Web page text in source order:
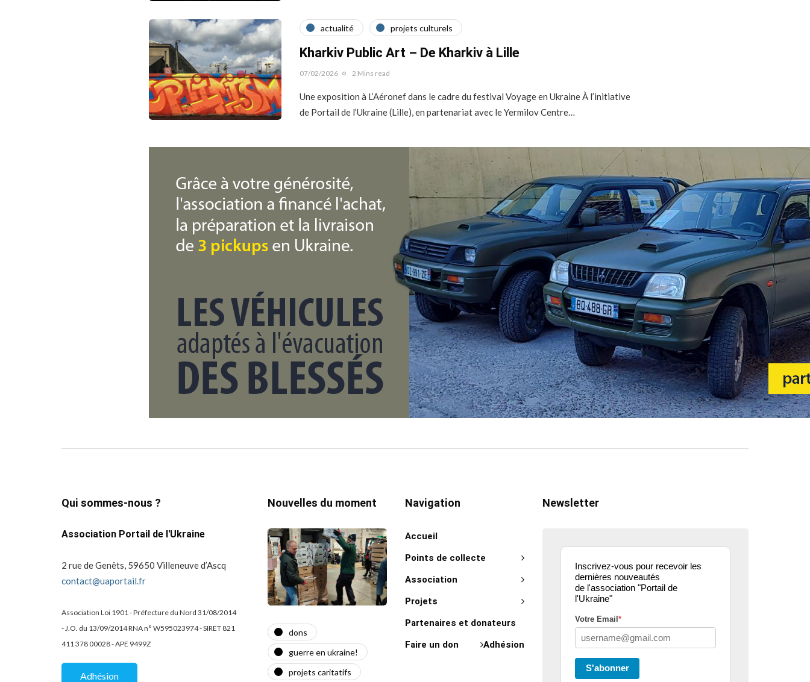
actualité projets culturels
Kharkiv Public Art – De Kharkiv à Lille
07/02/2026 2 Mins read
Une exposition à L’Aéronef dans le cadre du festival Voyage en Ukraine À l’initiative
de Portail de l’Ukraine (Lille), en partenariat avec le Yermilov Centre…
Qui sommes-nous ?
Association Portail de l'Ukraine
2 rue de Genêts, 59650 Villeneuve d’Ascq
contact@uaportail.fr
Association Loi 1901 - Préfecture du Nord 31/08/2014
- J.O. du 13/09/2014 RNA n° W595023974 - SIRET 821
411 378 00028 - APE 9499Z
Adhésion
Nouvelles du moment
actualité
Kharkiv Public Art –
dons
dons
guerre en ukraine!
projets caritatifs
"Ça leur donne de la
actualité
Kharkiv Public Art –
Navigation
Accueil
Points de collecte
Association
Projets
Partenaires et donateurs
Adhésion
Faire un don
Newsletter
Inscrivez-vous pour recevoir les
dernières nouveautés
de l'association "Portail de
l'Ukraine"
Votre Email *
S'abonner